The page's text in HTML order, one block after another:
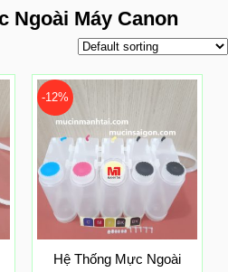
Ngoài Máy Canon
-12%
Hệ Thống Mực Ngoài